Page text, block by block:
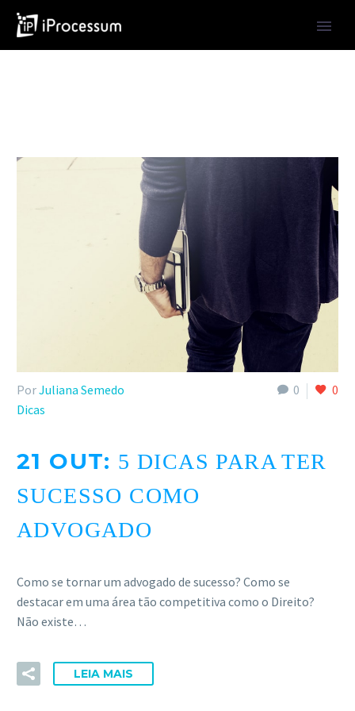
ACESSE
0
0
PorJuliana Semedo
Dicas
21 OUT: 5 DICAS PARA TER
SUCESSO COMO
ADVOGADO
Como se tornar um advogado de sucesso? Como se
destacar em uma área tão competitiva como o Direito?
Não existe…
LEIA MAIS